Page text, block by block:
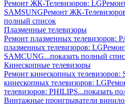
Ремонт ЖК-Телевизоров: LG
SAMSUNGРемонт ЖК-
полный список
Плазменные телевизоры
Ремонт плазменных телевизоров:
плазменных телевизоров: LG
SAMCUNG...показать полный
Кинескопные телевизоры
Ремонт кинескопных телевизоров:
кинескопных телевизоров: LG
телевизоров: PHILIPS...показать
Винтажные проигрыватели